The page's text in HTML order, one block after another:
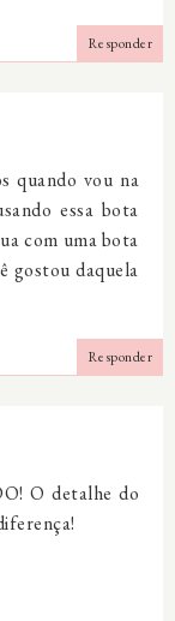
Responder
quando vou na
essa bota
com uma bota
gostou daquela
Responder
O detalhe do